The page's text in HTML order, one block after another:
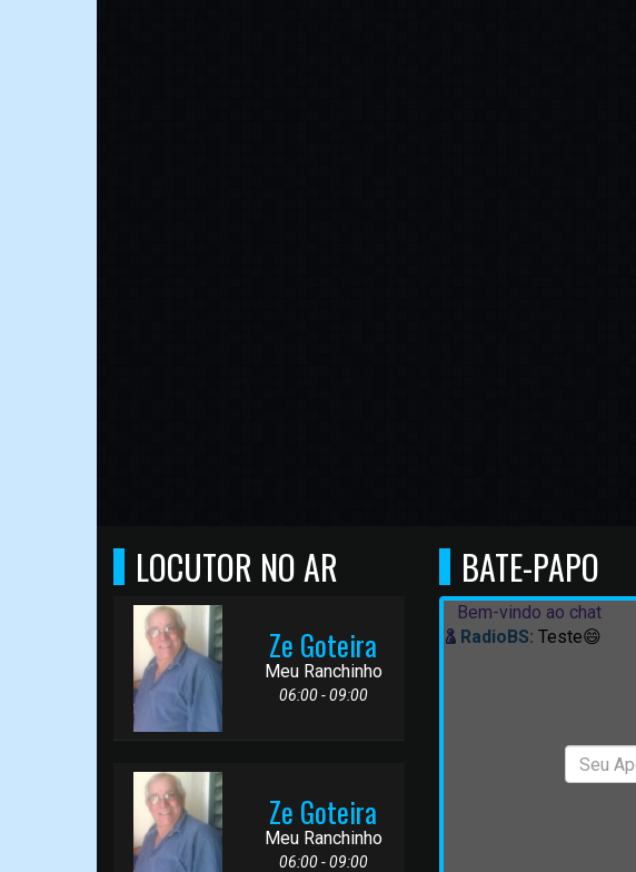
LOCUTOR NO AR
Ze Goteira
Meu Ranchinho
06:00 - 09:00
Ze Goteira
Meu Ranchinho
06:00 - 09:00
BATE-PAPO
Bem-vindo ao chat
RadioBS: Teste😄